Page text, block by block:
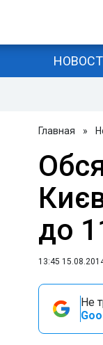
Главная »
до
13:45
Не